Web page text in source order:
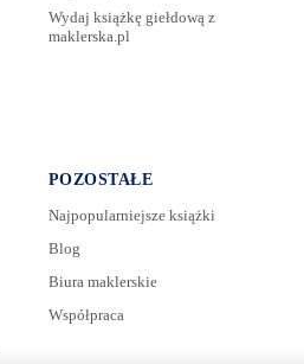
Wydaj książkę giełdową z
maklerska.pl
POZOSTAŁE
Najpopularniejsze książki
Blog
Biura maklerskie
Współpraca